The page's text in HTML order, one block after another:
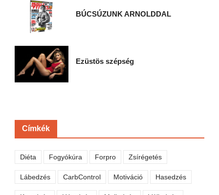
BÚCSÚZUNK ARNOLDDAL
Ezüstös szépség
Címkék
Diéta Fogyókúra Forpro Zsírégetés
Lábedzés CarbControl Motiváció Hasedzés